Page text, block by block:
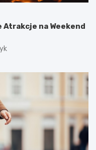
Atrakcje na Weekend